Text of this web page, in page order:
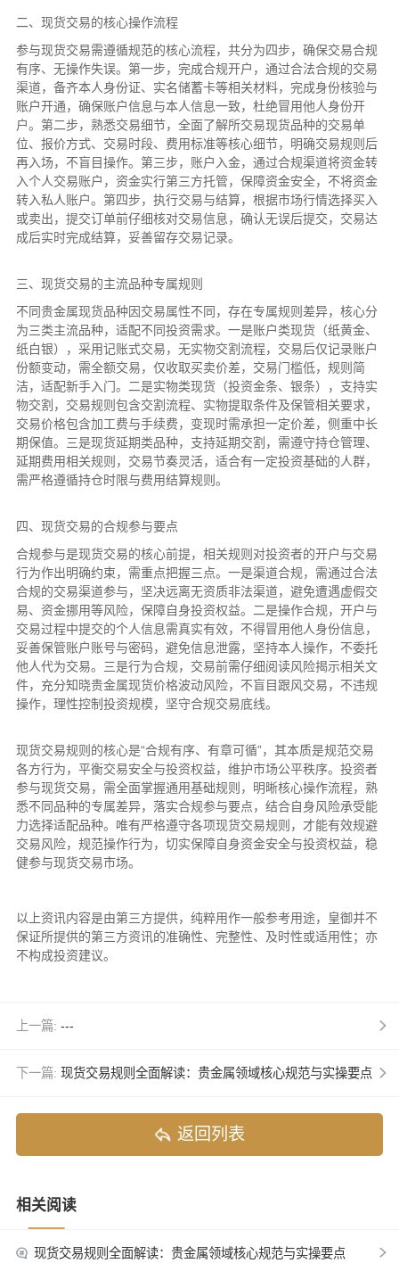
二、现货交易的核心操作流程
参与现货交易需遵循规范的核心流程，共分为四步，确保交易合规
有序、无操作失误。第一步，完成合规开户，通过合法合规的交易
渠道，备齐本人身份证、实名储蓄卡等相关材料，完成身份核验与
账户开通，确保账户信息与本人信息一致，杜绝冒用他人身份开
户。第二步，熟悉交易细节，全面了解所交易现货品种的交易单
位、报价方式、交易时段、费用标准等核心细节，明确交易规则后
再入场，不盲目操作。第三步，账户入金，通过合规渠道将资金转
入个人交易账户，资金实行第三方托管，保障资金安全，不将资金
转入私人账户。第四步，执行交易与结算，根据市场行情选择买入
或卖出，提交订单前仔细核对交易信息，确认无误后提交，交易达
成后实时完成结算，妥善留存交易记录。
三、现货交易的主流品种专属规则
不同贵金属现货品种因交易属性不同，存在专属规则差异，核心分
为三类主流品种，适配不同投资需求。一是账户类现货（纸黄金、
纸白银），采用记账式交易，无实物交割流程，交易后仅记录账户
份额变动，需全额交易，仅收取买卖价差，交易门槛低，规则简
洁，适配新手入门。二是实物类现货（投资金条、银条），支持实
物交割，交易规则包含交割流程、实物提取条件及保管相关要求，
交易价格包含加工费与手续费，变现时需承担一定价差，侧重中长
期保值。三是现货延期类品种，支持延期交割，需遵守持仓管理、
延期费用相关规则，交易节奏灵活，适合有一定投资基础的人群，
需严格遵循持仓时限与费用结算规则。
四、现货交易的合规参与要点
合规参与是现货交易的核心前提，相关规则对投资者的开户与交易
行为作出明确约束，需重点把握三点。一是渠道合规，需通过合法
合规的交易渠道参与，坚决远离无资质非法渠道，避免遭遇虚假交
易、资金挪用等风险，保障自身投资权益。二是操作合规，开户与
交易过程中提交的个人信息需真实有效，不得冒用他人身份信息，
妥善保管账户账号与密码，避免信息泄露，坚持本人操作，不委托
他人代为交易。三是行为合规，交易前需仔细阅读风险揭示相关文
件，充分知晓贵金属现货价格波动风险，不盲目跟风交易，不违规
操作，理性控制投资规模，坚守合规交易底线。
现货交易规则的核心是“合规有序、有章可循”，其本质是规范交易
各方行为，平衡交易安全与投资权益，维护市场公平秩序。投资者
参与现货交易，需全面掌握通用基础规则，明晰核心操作流程，熟
悉不同品种的专属差异，落实合规参与要点，结合自身风险承受能
力选择适配品种。唯有严格遵守各项现货交易规则，才能有效规避
交易风险，规范操作行为，切实保障自身资金安全与投资权益，稳
健参与现货交易市场。
以上资讯内容是由第三方提供，纯粹用作一般参考用途，皇御并不
保证所提供的第三方资讯的准确性、完整性、及时性或适用性；亦
不构成投资建议。
上一篇: ---
下一篇: 现货交易规则全面解读：贵金属领域核心规范与实操要点
返回列表
相关阅读
现货交易规则全面解读：贵金属领域核心规范与实操要点